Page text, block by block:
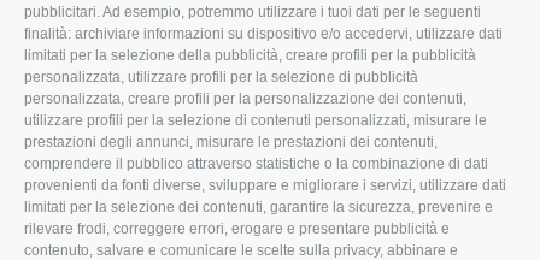
pubblicitari. Ad esempio, potremmo utilizzare i tuoi dati per le seguenti
finalità: archiviare informazioni su dispositivo e/o accedervi, utilizzare dati
limitati per la selezione della pubblicità, creare profili per la pubblicità
personalizzata, utilizzare profili per la selezione di pubblicità
personalizzata, creare profili per la personalizzazione dei contenuti,
utilizzare profili per la selezione di contenuti personalizzati, misurare le
prestazioni degli annunci, misurare le prestazioni dei contenuti,
comprendere il pubblico attraverso statistiche o la combinazione di dati
provenienti da fonti diverse, sviluppare e migliorare i servizi, utilizzare dati
limitati per la selezione dei contenuti, garantire la sicurezza, prevenire e
rilevare frodi, correggere errori, erogare e presentare pubblicità e
contenuto, salvare e comunicare le scelte sulla privacy, abbinare e
L'Associazione
Missione e Progetto
Organigramma aziendale
I Nostri Servizi
Uffici della Sede
provinciale
Le Sedi di Zona
Tecnico
Fiscale
Lavoro
Ambiente
Associazione
CONFAGRICOLTURA